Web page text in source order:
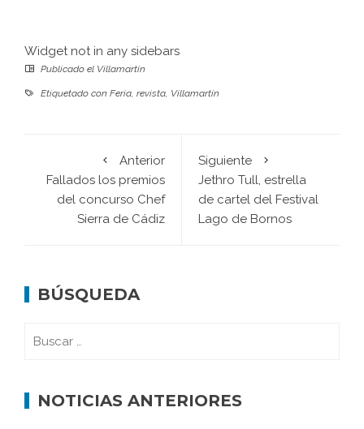
Widget not in any sidebars
Publicado el Villamartín
Etiquetado con Feria, revista, Villamartín
Anterior
Fallados los premios
del concurso Chef
Sierra de Cádiz
Siguiente
Jethro Tull, estrella
de cartel del Festival
Lago de Bornos
BÚSQUEDA
NOTICIAS ANTERIORES